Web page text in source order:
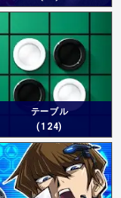
テーブル
(124)